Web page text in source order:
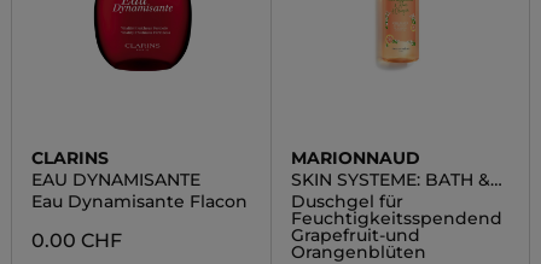
CLARINS
EAU DYNAMISANTE
Eau Dynamisante Flacon
0.00 CHF
MARIONNAUD
SKIN SYSTEME: BATH &
BODY
Duschgel für
Feuchtigkeitsspendend
Grapefruit-und
Orangenblüten